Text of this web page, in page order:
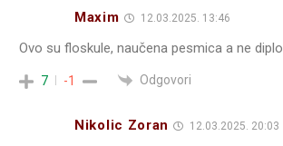
Maxim 12.03.2025. 13:46
Ovo su floskule, naučena pesmica a ne
7 -1 Odgovori
Nikolic Zoran 12.03.2025. 20:03